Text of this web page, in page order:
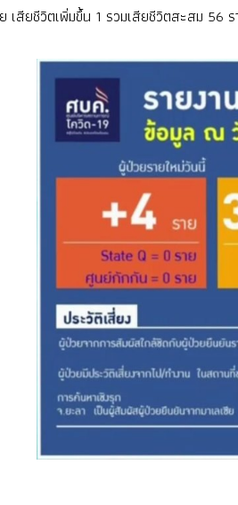
เสียชีวิตเพิ่มขึ้น 1 รวมเสียชีวิตสะสม 56 ร